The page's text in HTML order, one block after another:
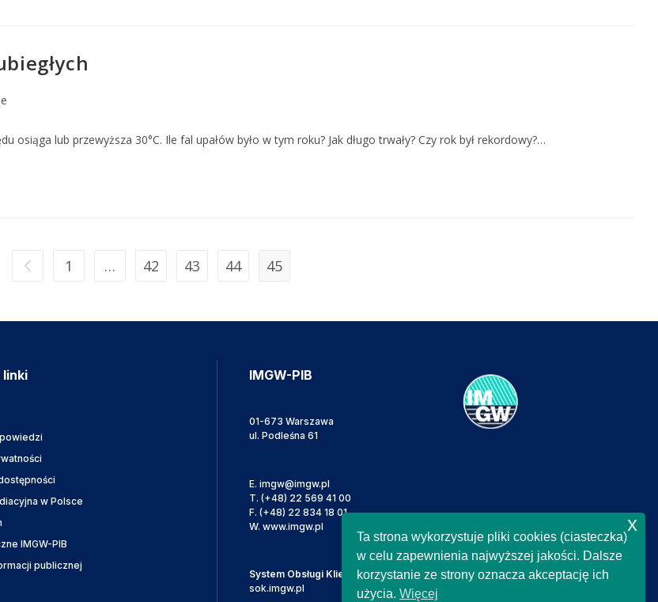
lub przewyższa 30°C. Ile fal upałów było w tym roku? Jak długo trwały? Czy rok był rekordowy?…
1 … 42 43 44 45
w Polsce
IMGW-PIB
publicznej
IMGW-PIB
01-673 Warszawa
ul. Podleśna 61
E. imgw@imgw.pl
T. (+48) 22 569 41 00
F. (+48) 22 834 18 01
W. www.imgw.pl
System Obsługi Klienta
sok.imgw.pl
Ta strona wykorzystuje pliki cookies (ciasteczka)
w celu zapewnienia najwyższej jakości. Dalsze
korzystanie ze strony oznacza akceptację ich
użycia.Więcej
x